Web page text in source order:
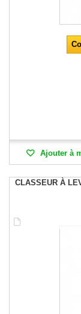
Ajouter à
CLASSEUR À